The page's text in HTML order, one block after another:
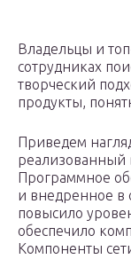
Владельцы и
сотрудниках
творческий
продукты,
Приведем
реализованный
Программное
и внедренное в
повысило
обеспечило
Компоненты